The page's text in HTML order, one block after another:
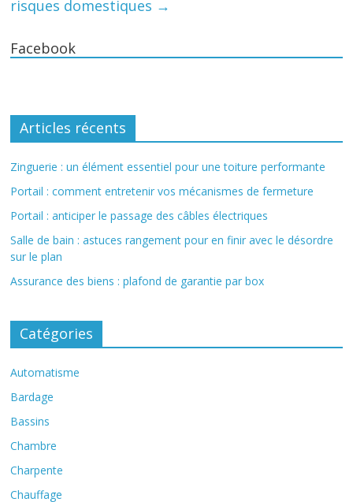
risques domestiques →
Facebook
Articles récents
Zinguerie : un élément essentiel pour une toiture performante
Portail : comment entretenir vos mécanismes de fermeture
Portail : anticiper le passage des câbles électriques
Salle de bain : astuces rangement pour en finir avec le désordre
sur le plan
Assurance des biens : plafond de garantie par box
Catégories
Automatisme
Bardage
Bassins
Chambre
Charpente
Chauffage